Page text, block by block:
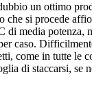
un ottimo
che si procede
di media
caso.
come in tutte le
di staccarsi, se